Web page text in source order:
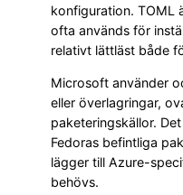
konfiguration. TOML
ofta används för
relativt lättläst både
Microsoft använder
eller överlagringar,
paketeringskällor.
Fedoras befintliga
lägger till Azure-
behövs.